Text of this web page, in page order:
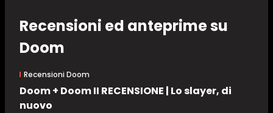
Recensioni ed anteprime su
Doom
Recensioni Doom
Doom + Doom II RECENSIONE | Lo slayer, di
nuovo